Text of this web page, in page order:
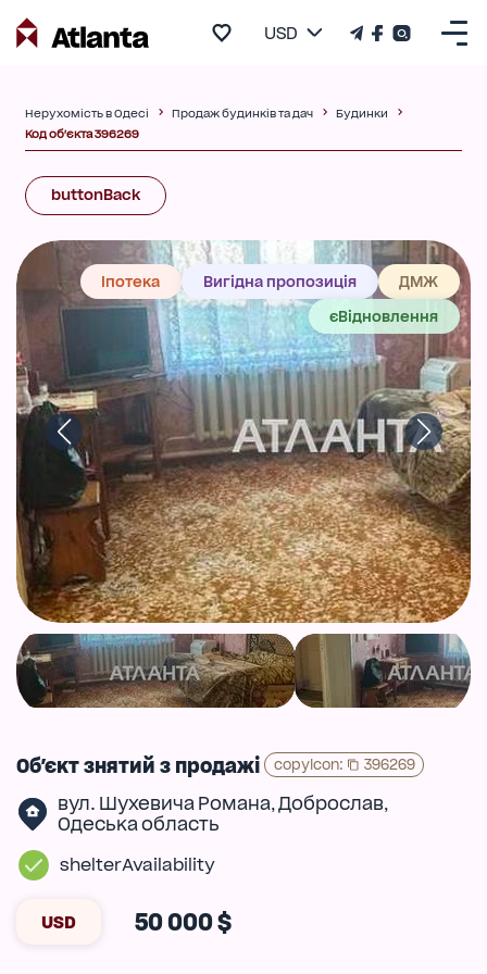
USD
Нерухомість в Одесі Продаж будинків та дач
Будинки
Код об'єкта 396269
buttonBack
Іпотека Вигідна пропозиція
ДМЖ
єВідновлення
Об'єкт знятий з продажі copyIcon: 396269
вул. Шухевича Романа,Доброслав,
Одеська область
shelterAvailability
USD 50 000 $